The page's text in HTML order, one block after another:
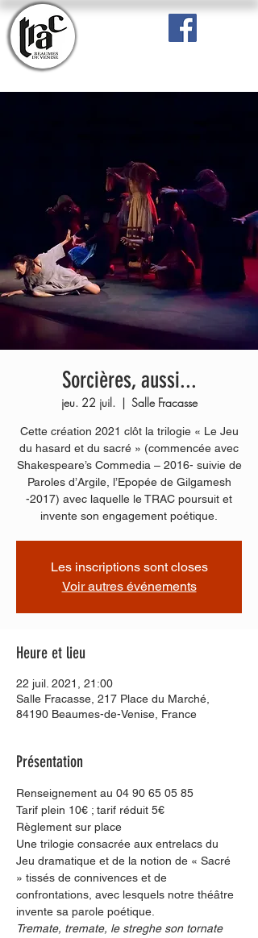
Sorcières, aussi...
jeu. 22 juil.
  |
Salle Fracasse
Cette création 2021 clôt la trilogie « Le Jeu
du hasard et du sacré » (commencée avec
Shakespeare’s Commedia – 2016- suivie de
Paroles d’Argile, l’Epopée de Gilgamesh
-2017) avec laquelle le TRAC poursuit et
invente son engagement poétique.
Les inscriptions sont closes
Voir autres événements
Heure et lieu
22 juil. 2021, 21:00
Salle Fracasse, 217 Place du Marché,
84190 Beaumes-de-Venise, France
Présentation
Renseignement au 04 90 65 05 85
Tarif plein 10€ ; tarif réduit 5€
Règlement sur place
Une trilogie consacrée aux entrelacs du
Jeu dramatique et de la notion de « Sacré
» tissés de connivences et de
confrontations, avec lesquels notre théâtre
invente sa parole poétique.
Tremate, tremate, le streghe son tornate